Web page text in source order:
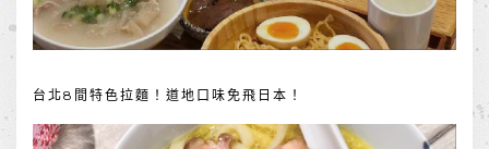
台北8間特色拉麵！道地口味免飛日本！